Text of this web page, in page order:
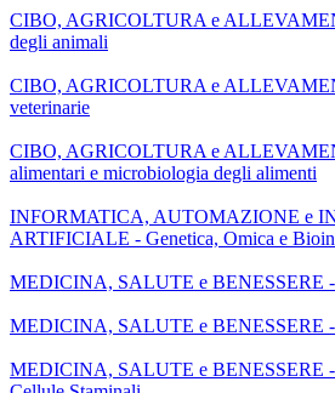
CIBO, AGRICOLTURA e
degli animali
CIBO, AGRICOLTURA e
veterinarie
CIBO, AGRICOLTURA e
alimentari e microbiologia degli alimenti
INFORMATICA, AUTOMAZIONE e
ARTIFICIALE - Genetica, Omica e
MEDICINA, SALUTE e BENESSERE -
MEDICINA, SALUTE e BENESSERE -
MEDICINA, SALUTE e BENESSERE -